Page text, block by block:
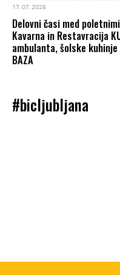
17. 07. 2026
Delovni časi med
Kavarna in Restavracija
ambulanta, šolske
BAZA
#bicljubljana